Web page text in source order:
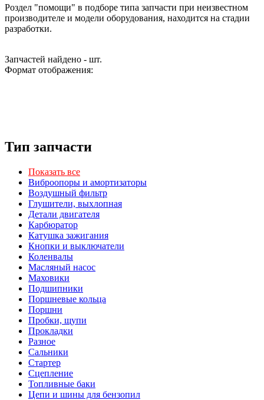
Роздел "помощи" в подборе типа запчасти при неизвестном
производителе и модели оборудования, находится на стадии
разработки.
Запчастей найдено - шт.
Формат отображения:
Тип запчасти
Показать все
Виброопоры и амортизаторы
Воздушный фильтр
Глушители, выхлопная
Детали двигателя
Карбюратор
Катушка зажигания
Кнопки и выключатели
Коленвалы
Масляный насос
Маховики
Подшипники
Поршневые кольца
Поршни
Пробки, щупи
Прокладки
Разное
Сальники
Стартер
Сцепление
Топливные баки
Цепи и шины для бензопил